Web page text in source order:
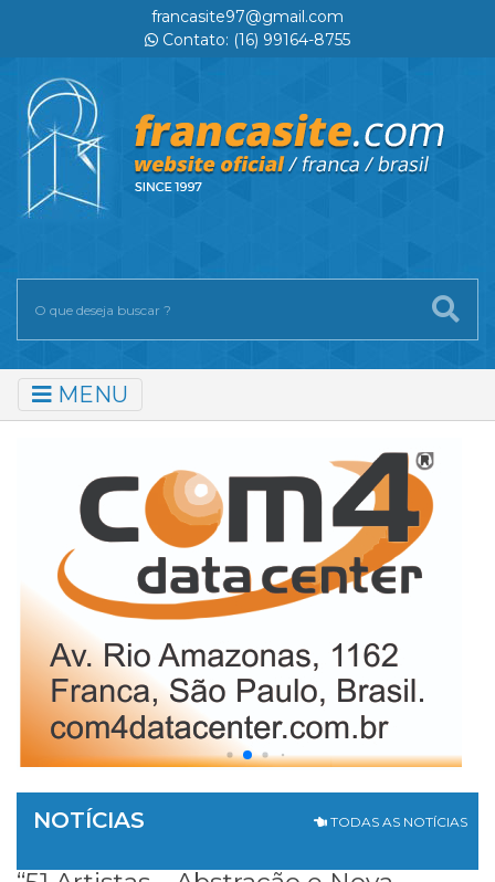
francasite97@gmail.com
Contato: (16) 99164-8755
MENU
NOTÍCIAS TODAS AS NOTÍCIAS